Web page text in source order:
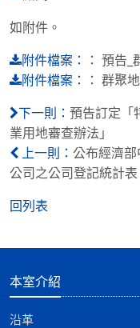
如附件。
附件檔案： ： 預告_
附件檔案： ： 群聚
下一則： 預告訂定「
業用地審查辦法」
上一則： 公布經濟
公司之公司登記統計表
回列表
本室介紹
沿革